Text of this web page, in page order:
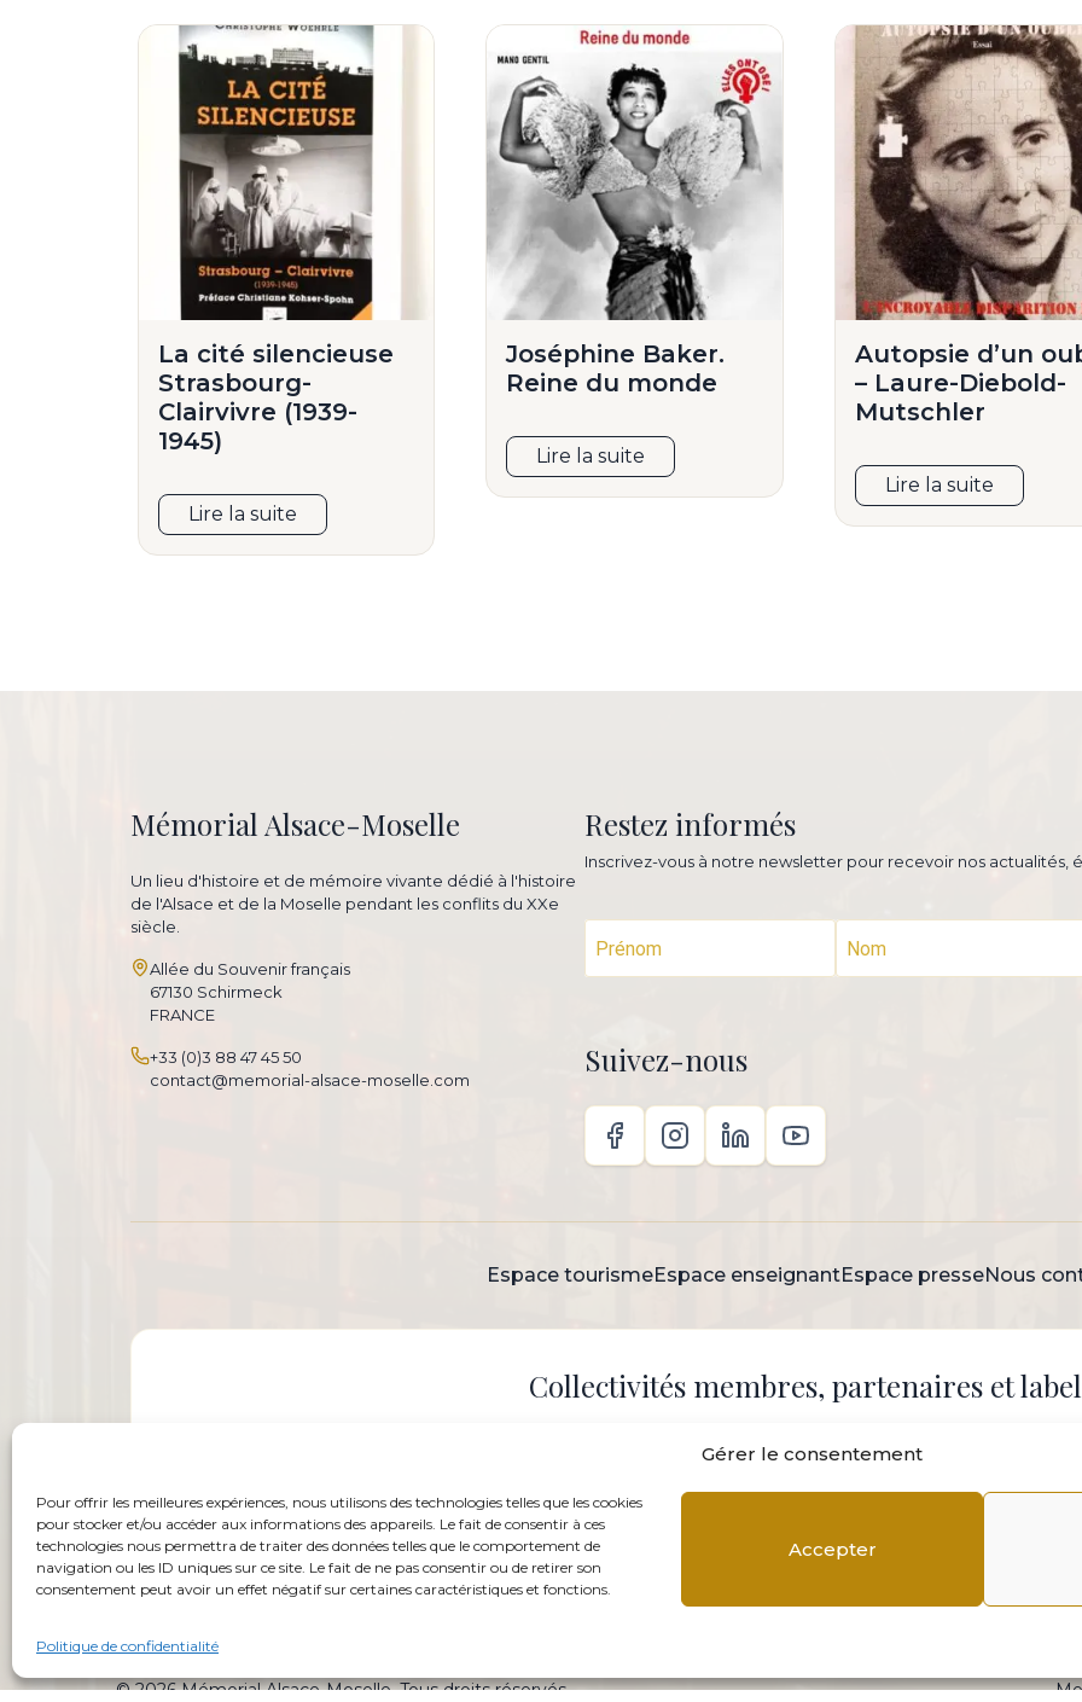
Gérer le consentement
Pour offrir les meilleures expériences, nous utilisons des technologies telles que les cookies
pour stocker et/ou accéder aux informations des appareils. Le fait de consentir à ces
technologies nous permettra de traiter des données telles que le comportement de
navigation ou les ID uniques sur ce site. Le fait de ne pas consentir ou de retirer son
consentement peut avoir un effet négatif sur certaines caractéristiques et fonctions.
Accepter
Politique de confidentialité
La cité silencieuse
Strasbourg-
Clairvivre (1939-
1945)
Lire la suite
Joséphine Baker.
Reine du monde
Lire la suite
Autopsie d’un
– Laure-Diebold-
Mutschler
Lire la suite
Mémorial Alsace-Moselle
Un lieu d'histoire et de mémoire vivante dédié à l'histoire
de l'Alsace et de la Moselle pendant les conflits du XXe
siècle.
Allée du Souvenir français
67130 Schirmeck
FRANCE
+33 (0)3 88 47 45 50
contact@memorial-alsace-moselle.com
Restez informés
Inscrivez-vous à notre newsletter pour recevoir nos actualités,
Suivez-nous
Espace tourismeEspace enseignantEspace presseNous
Collectivités membres, partenaires et
© 2026 Mémorial Alsace-Moselle. Tous droits réservés.